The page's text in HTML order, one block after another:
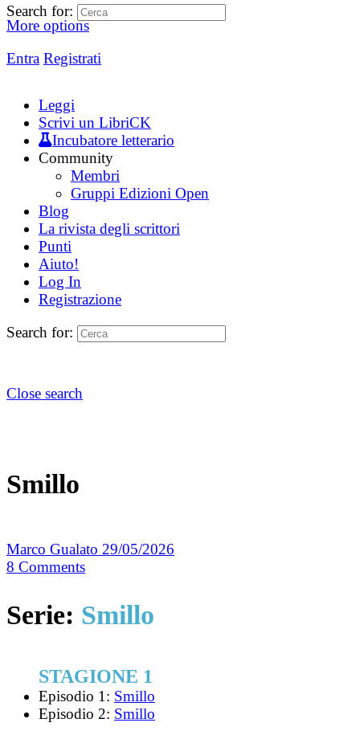
More options
Entra Registrati
Search for:
Leggi
Scrivi un LibriCK
Incubatore letterario
Community
Membri
Gruppi Edizioni Open
Blog
La rivista degli scrittori
Punti
Aiuto!
Log In
Registrazione
Search for:
Close search
Smillo
Marco Gualato 29/05/2026
8 Comments
Serie: Smillo
STAGIONE 1
Episodio 1: Smillo
Episodio 2: Smillo